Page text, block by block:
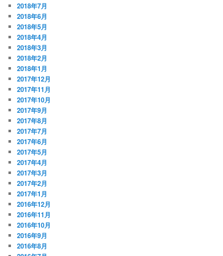
2018年7月
2018年6月
2018年5月
2018年4月
2018年3月
2018年2月
2018年1月
2017年12月
2017年11月
2017年10月
2017年9月
2017年8月
2017年7月
2017年6月
2017年5月
2017年4月
2017年3月
2017年2月
2017年1月
2016年12月
2016年11月
2016年10月
2016年9月
2016年8月